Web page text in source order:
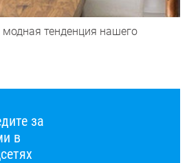
тенденция нашего
за
в